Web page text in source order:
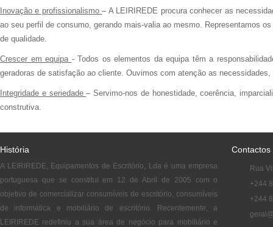
Inovação e profissionalismo– A LEIRIREDE procura conhecer as
ao seu perfil de consumo, gerando mais-valia ao mesmo. Representamos
de qualidade.
Crescer em equipa - Todos os elementos da equipa têm a
geradoras de satisfação ao cliente. Ouvimos com atenção as
Integridade e seriedade– Servimo-nos de honestidade, coerência,
construtiva.
História
A LEIRIREDE, Equipamentos de Escritório, Lda é uma empresa
portuguesa que se constitui em 12 de Abril de 2005 com o
objetivo de comercializar consumíveis de escritório, consumíveis
de informática e mobiliário de escritório. Recentemente, a
LEIRIREDE redefiniu a sua área de negócio para mobiliário e
Contactos
Rua
+244
+244